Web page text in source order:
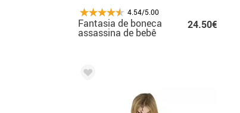
4.54/5.00
Fantasia de boneca
assassina de bebê
24.50€